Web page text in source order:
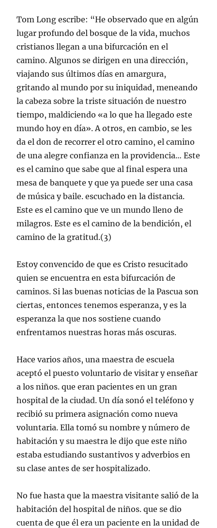
Tom Long escribe: “He observado que en algún
lugar profundo del bosque de la vida, muchos
cristianos llegan a una bifurcación en el
camino. Algunos se dirigen en una dirección,
viajando sus últimos días en amargura,
gritando al mundo por su iniquidad, meneando
la cabeza sobre la triste situación de nuestro
tiempo, maldiciendo «a lo que ha llegado este
mundo hoy en día». A otros, en cambio, se les
da el don de recorrer el otro camino, el camino
de una alegre confianza en la providencia… Este
es el camino que sabe que al final espera una
mesa de banquete y que ya puede ser una casa
de música y baile. escuchado en la distancia.
Este es el camino que ve un mundo lleno de
milagros. Este es el camino de la bendición, el
camino de la gratitud.(3)
Estoy convencido de que es Cristo resucitado
quien se encuentra en esta bifurcación de
caminos. Si las buenas noticias de la Pascua son
ciertas, entonces tenemos esperanza, y es la
esperanza la que nos sostiene cuando
enfrentamos nuestras horas más oscuras.
Hace varios años, una maestra de escuela
aceptó el puesto voluntario de visitar y enseñar
a los niños. que eran pacientes en un gran
hospital de la ciudad. Un día sonó el teléfono y
recibió su primera asignación como nueva
voluntaria. Ella tomó su nombre y número de
habitación y su maestra le dijo que este niño
estaba estudiando sustantivos y adverbios en
su clase antes de ser hospitalizado.
No fue hasta que la maestra visitante salió de la
habitación del hospital de niños. que se dio
cuenta de que él era un paciente en la unidad de